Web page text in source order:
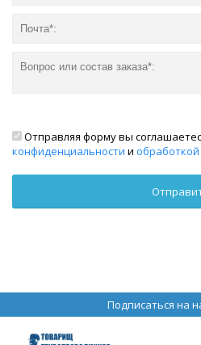
Отправляя форму вы
конфиденциальности и
Подписаться на